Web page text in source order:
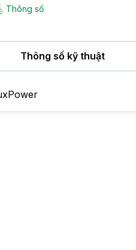
Thông số
Thông số kỹ thuật